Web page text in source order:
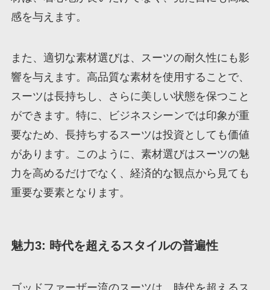
感を与えます。
また、適切な素材選びは、スーツの耐久性にも影
響を与えます。高品質な素材を使用することで、
スーツは長持ちし、さらに美しい状態を保つこと
ができます。特に、ビジネスシーンでは印象が重
要なため、長持ちするスーツは投資としても価値
があります。このように、素材選びはスーツの魅
力を高めるだけでなく、経済的な観点から見ても
重要な要素となります。
魅力3: 時代を超えるスタイルの普遍性
ゴッドファーザー流のスーツは、時代を超えるス